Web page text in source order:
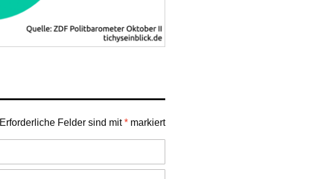
Erforderliche Felder sind mit* markiert